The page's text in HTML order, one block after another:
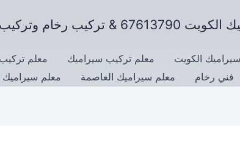
رخام وتركيب جرانيت
الكويت معلم تركيب سيراميك معلم
فني رخام معلم سيراميك العاصمة معلم سيراميك